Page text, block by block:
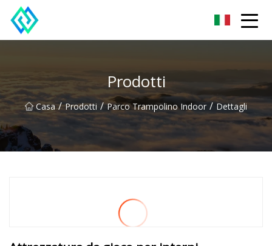
Prodotti
Casa / Prodotti / Parco Trampolino Indoor / Dettagli